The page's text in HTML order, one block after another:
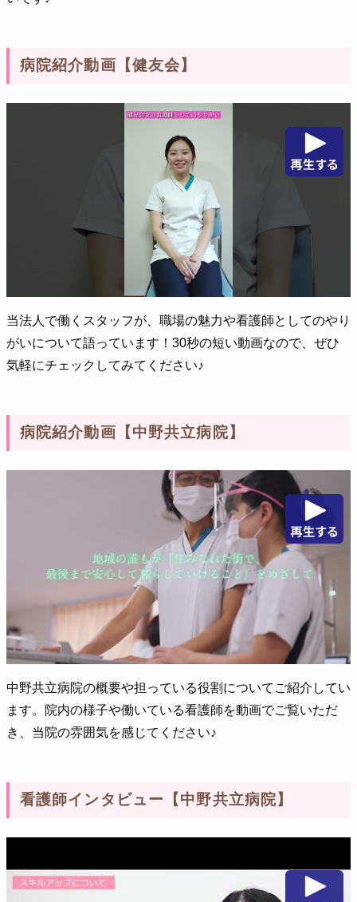
病院紹介動画【健友会】
当法人で働くスタッフが、職場の魅力や看護師としてのやり
がいについて語っています！30秒の短い動画なので、ぜひ
気軽にチェックしてみてください♪
病院紹介動画【中野共立病院】
中野共立病院の概要や担っている役割についてご紹介してい
ます。院内の様子や働いている看護師を動画でご覧いただ
き、当院の雰囲気を感じてください♪
看護師インタビュー【中野共立病院】